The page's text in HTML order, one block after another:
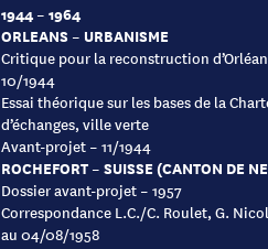
1944 – 1964
ORLEANS – URBANISME
Critique pour la reconstruction
10/1944
Essai théorique sur les bases de la
d’échanges, ville verte
Avant-projet – 11/1944
ROCHEFORT – SUISSE (CANTON DE
Dossier avant-projet – 1957
Correspondance L.C./C. Roulet, G.
au 04/08/1958